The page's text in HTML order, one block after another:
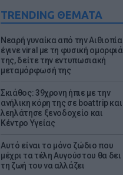
TRENDING ΘΕΜΑΤΑ
Νεαρή γυναίκα από την Αιθιοπία
έγινε viral με τη φυσική ομορφιά
της, δείτε την εντυπωσιακή
μεταμόρφωσή της
Σκιάθος: 39χρονη ήπιε με την
ανήλικη κόρη της σε boat trip και
λεηλάτησε ξενοδοχείο και
Κέντρο Υγείας
Αυτό είναι το μόνο ζώδιο που
μέχρι τα τέλη Αυγούστου θα δει
τη ζωή του να αλλάζει